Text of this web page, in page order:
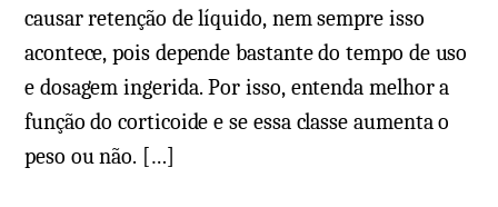
causar retenção de líquido, nem sempre isso
acontece, pois depende bastante do tempo de uso
e dosagem ingerida. Por isso, entenda melhor a
função do corticoide e se essa classe aumenta o
peso ou não. […]